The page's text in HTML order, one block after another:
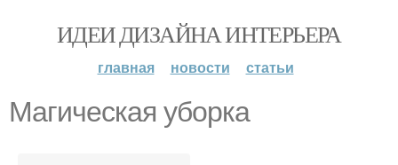
ИДЕИ ДИЗАЙНА ИНТЕРЬЕРА
главная новости статьи
Магическая уборка